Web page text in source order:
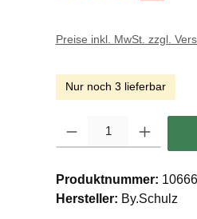
Preise inkl. MwSt. zzgl.
Nur noch 3 lieferbar
Produktnummer: 10666
Hersteller: By.Schulz